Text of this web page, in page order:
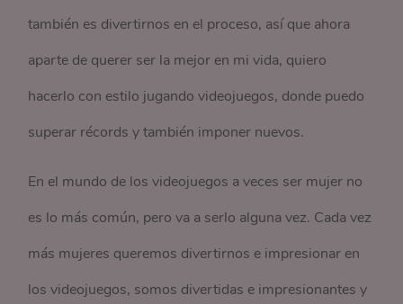
también es divertirnos en el proceso, así que ahora
aparte de querer ser la mejor en mi vida, quiero
hacerlo con estilo jugando videojuegos, donde puedo
superar récords y también imponer nuevos.
En el mundo de los videojuegos a veces ser mujer no
es lo más común, pero va a serlo alguna vez. Cada vez
más mujeres queremos divertirnos e impresionar en
los videojuegos, somos divertidas e impresionantes y